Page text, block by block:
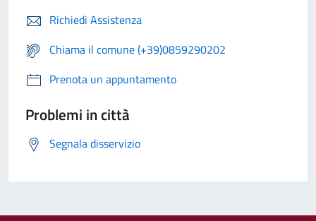
Richiedi Assistenza
Chiama il comune (+39)0859290202
Prenota un appuntamento
Problemi in città
Segnala disservizio